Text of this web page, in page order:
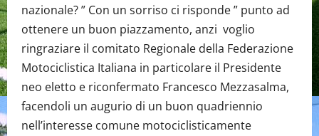
nazionale? ” Con un sorriso ci risponde ” punto ad
ottenere un buon piazzamento, anzi voglio
ringraziare il comitato Regionale della Federazione
Motociclistica Italiana in particolare il Presidente
neo eletto e riconfermato Francesco Mezzasalma,
facendoli un augurio di un buon quadriennio
nell’interesse comune motociclisticamente